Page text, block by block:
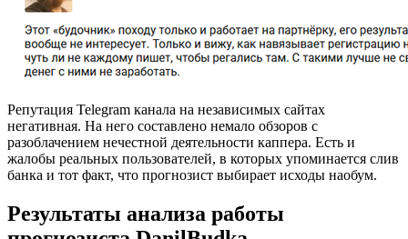
Репутация Telegram канала на независимых сайтах
негативная. На него составлено немало обзоров с
разоблачением нечестной деятельности каппера. Есть и
жалобы реальных пользователей, в которых упоминается слив
банка и тот факт, что прогнозист выбирает исходы наобум.
Результаты анализа работы